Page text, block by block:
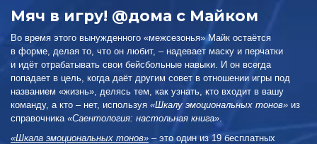
Мяч в игру! @дома с Майком
Во время этого вынужденного «межсезонья» Майк остаётся
в форме, делая то, что он любит, – надевает маску и перчатки
и идёт отрабатывать свои бейсбольные навыки. И он всегда
попадает в цель, когда даёт другим совет в отношении игры под
названием «жизнь», делясь тем, как узнать, кто входит в вашу
команду, а кто – нет, используя «Шкалу эмоциональных тонов» из
справочника «Саентология: настольная книга»
«Шкала эмоциональных тонов» – это один из 19 бесплатных